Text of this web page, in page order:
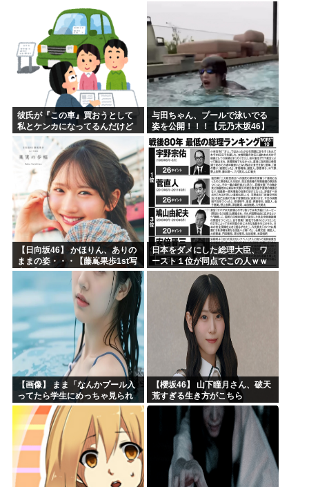
ｗｗｗ❤
彼氏が『この車』買おうとして
私とケンカになってるんだけど
ｗｗｗｗｗｗ
与田ちゃん、プールで泳いでる
姿を公開！！！【元乃木坂46】
【日向坂46】 かほりん、ありの
ままの姿・・・【藤嶌果歩1st写
真集】
日本をダメにした総理大臣、ワ
ースト１位が同点でこの人ｗｗ
ｗｗｗｗ
【画像】 まま「なんかプール入
ってたら学生にめっちゃ見られ
たw」
【櫻坂46】 山下瞳月さん、破天
荒すぎる生き方がこちら